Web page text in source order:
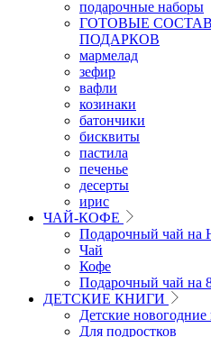
подарочные наборы
ГОТОВЫЕ
ПОДАРКОВ
мармелад
зефир
вафли
козинаки
батончики
бисквиты
пастила
печенье
десерты
ирис
ЧАЙ-КОФЕ
Подарочный чай на
Чай
Кофе
Подарочный чай на
ДЕТСКИЕ КНИГИ
Детские новогодние
Для подростков